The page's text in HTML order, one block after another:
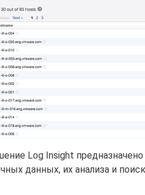
Log Insight
данных, их анализа и